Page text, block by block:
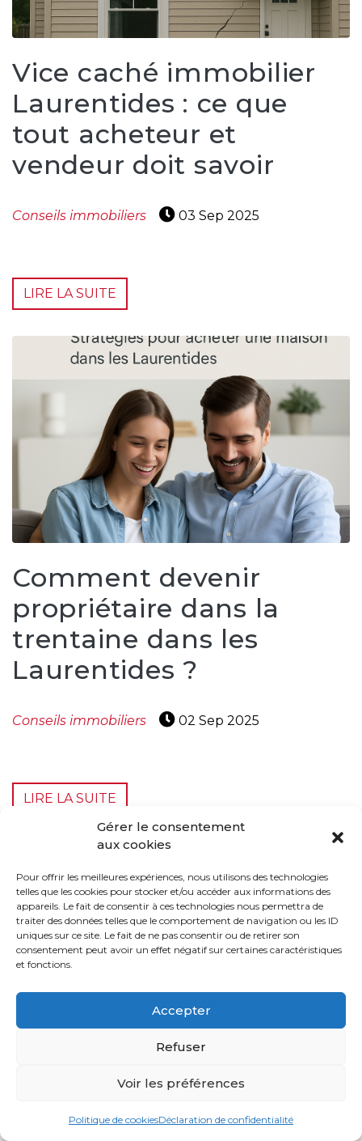
Gérer le consentement
aux cookies
Pour offrir les meilleures expériences, nous utilisons des technologies
telles que les cookies pour stocker et/ou accéder aux informations des
appareils. Le fait de consentir à ces technologies nous permettra de
traiter des données telles que le comportement de navigation ou les ID
uniques sur ce site. Le fait de ne pas consentir ou de retirer son
consentement peut avoir un effet négatif sur certaines caractéristiques
et fonctions.
Accepter
Refuser
Voir les préférences
Politique de cookiesDéclaration de confidentialité
Vice caché immobilier
Laurentides : ce que
tout acheteur et
vendeur doit savoir
Conseils immobiliers 03 Sep 2025
LIRE LA SUITE
Comment devenir
propriétaire dans la
trentaine dans les
Laurentides ?
Conseils immobiliers 02 Sep 2025
LIRE LA SUITE
Choisir le meilleur
revêtement extérieur